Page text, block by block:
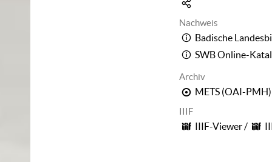
Nachweis
Badische
SWB Online-
Archiv
METS (OAI-PMH)
IIIF
IIIF-Viewer/